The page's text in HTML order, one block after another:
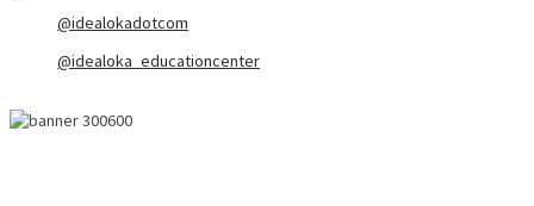
@idealokadotcom
@idealoka_educationcenter